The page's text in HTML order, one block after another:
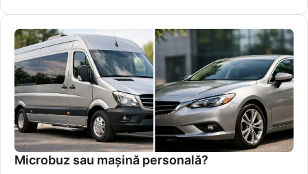
Microbuz sau mașină personală?